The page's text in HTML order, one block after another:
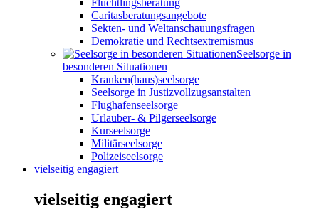
Flüchtlingsberatung
Caritasberatungsangebote
Sekten- und Weltanschauungsfragen
Demokratie und Rechtsextremismus
Seelsorge in
besonderen Situationen
Kranken(haus)seelsorge
Seelsorge in Justizvollzugsanstalten
Flughafenseelsorge
Urlauber- & Pilgerseelsorge
Kurseelsorge
Militärseelsorge
Polizeiseelsorge
vielseitig engagiert
vielseitig engagiert